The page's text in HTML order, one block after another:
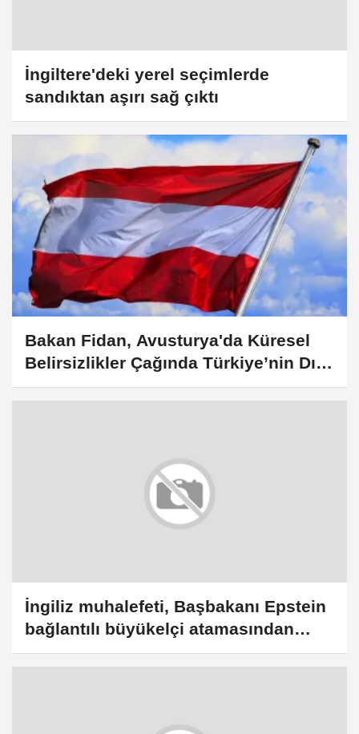
İngiltere'deki yerel seçimlerde
sandıktan aşırı sağ çıktı
Bakan Fidan, Avusturya'da Küresel
Belirsizlikler Çağında Türkiye’nin Dış
Politikası etkinliğinde konuştu:
İngiliz muhalefeti, Başbakanı Epstein
bağlantılı büyükelçi atamasından
dolayı istifaya çağırdı